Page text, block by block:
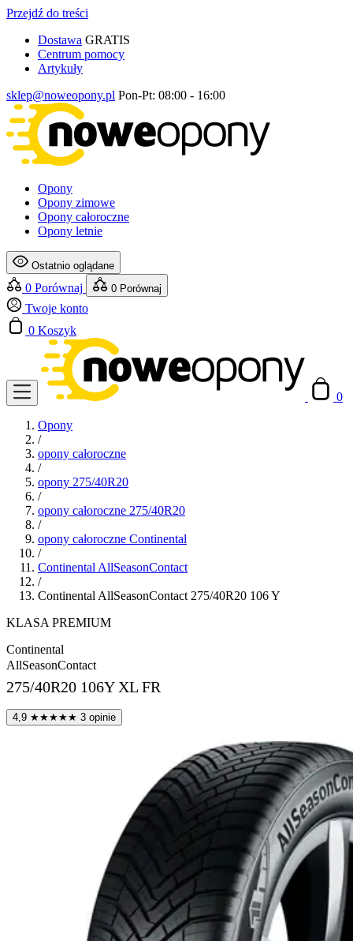
Przejdź do treści
Dostawa GRATIS
Centrum pomocy
Artykuły
sklep@noweopony.pl Pon-Pt: 08:00 - 16:00
Opony
Opony zimowe
Opony całoroczne
Opony letnie
Ostatnio oglądane
0 Porównaj 0 Porównaj
Twoje konto
0 Koszyk
0
Opony
/
opony całoroczne
/
opony 275/40R20
/
opony całoroczne 275/40R20
/
opony całoroczne Continental
/
Continental AllSeasonContact
/
Continental AllSeasonContact 275/40R20 106 Y
KLASA PREMIUM
Continental
AllSeasonContact
275/40R20 106Y XL FR
4,9 ★★★★★ 3 opinie